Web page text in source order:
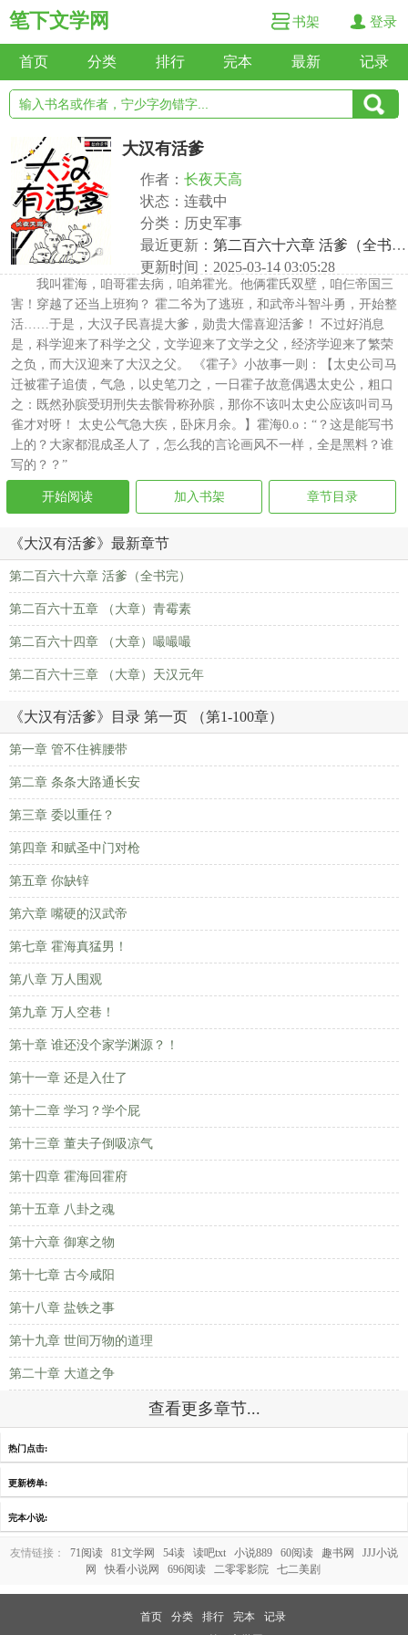
笔下文学网 书架 登录
首页 分类 排行 完本 最新 记录
大汉有活爹
作者： 长夜天高
状态：连载中
分类：历史军事
最近更新： 第二百六十六章 活爹（全书完）
更新时间：2025-03-14 03:05:28
我叫霍海，咱哥霍去病，咱弟霍光。他俩霍氏双壁，咱仨帝国三
害！穿越了还当上班狗？ 霍二爷为了逃班，和武帝斗智斗勇，开始整
活……于是，大汉子民喜提大爹，勋贵大儒喜迎活爹！ 不过好消息
是，科学迎来了科学之父，文学迎来了文学之父，经济学迎来了繁荣
之负，而大汉迎来了大汉之父。 《霍子》小故事一则：【太史公司马
迁被霍子追债，气急，以史笔刀之，一日霍子故意偶遇太史公，粗口
之：既然孙膑受玥刑失去髌骨称孙膑，那你不该叫太史公应该叫司马
雀才对呀！ 太史公气急大疾，卧床月余。】霍海0.o：“？这是能写书
上的？大家都混成圣人了，怎么我的言论画风不一样，全是黑料？谁
写的？？”
开始阅读 加入书架 章节目录
《大汉有活爹》最新章节
第二百六十六章 活爹（全书完）
第二百六十五章 （大章）青霉素
第二百六十四章 （大章）嘬嘬嘬
第二百六十三章 （大章）天汉元年
《大汉有活爹》目录 第一页 （第1-100章）
第一章 管不住裤腰带
第二章 条条大路通长安
第三章 委以重任？
第四章 和赋圣中门对枪
第五章 你缺锌
第六章 嘴硬的汉武帝
第七章 霍海真猛男！
第八章 万人围观
第九章 万人空巷！
第十章 谁还没个家学渊源？！
第十一章 还是入仕了
第十二章 学习？学个屁
第十三章 董夫子倒吸凉气
第十四章 霍海回霍府
第十五章 八卦之魂
第十六章 御寒之物
第十七章 古今咸阳
第十八章 盐铁之事
第十九章 世间万物的道理
第二十章 大道之争
查看更多章节...
热门点击:
更新榜单:
完本小说:
友情链接： 71阅读 81文学网 54读 读吧txt 小说889 60阅读 趣书网
JJJ小说
网
快看小说网 696阅读 二零零影院 七二美剧
首页 分类 排行 完本
记录